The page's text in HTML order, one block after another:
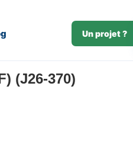
Un projet ?
(J26-370)